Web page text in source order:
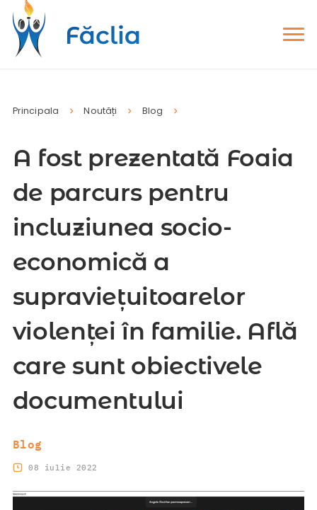
Principala Noutăți Blog
A fost prezentată Foaia
de parcurs pentru
incluziunea socio-
economică a
supraviețuitoarelor
violenței în familie. Află
care sunt obiectivele
documentului
Blog
08 iulie 2022